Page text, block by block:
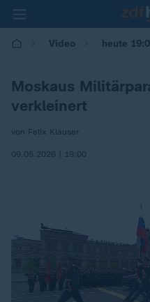
Video heute
Moskaus
verkleinert
von Felix Klauser
09.05.2026 | 19:00